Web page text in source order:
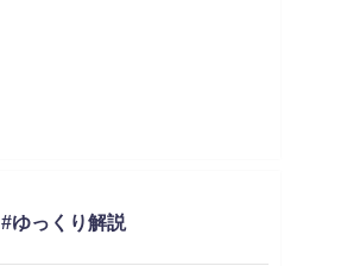
#ゆっくり解説